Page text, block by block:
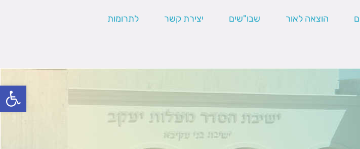
פתח
הוצאה לאור שבו"שים יצירת קשר לתרומות